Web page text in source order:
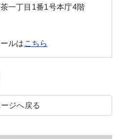
一丁目1番1号本庁4階
ルは こちら
ジへ戻る